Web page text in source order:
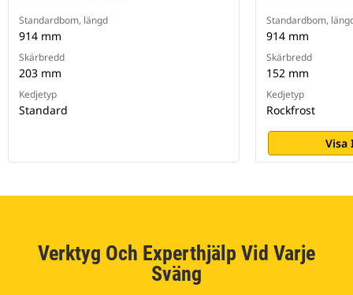
Standardbom, längd
914 mm
Skärbredd
203 mm
Kedjetyp
Standard
Standardbom,
914 mm
Skärbredd
152 mm
Kedjetyp
Rockfrost
Visa
Verktyg Och Experthjälp Vid Varje
Sväng